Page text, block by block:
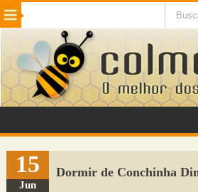
Beleza Cinema e TV
Internet Jogos NotÃ­cias
VeÃ­culos Adulto
Sugerir Link
Adicionar Blog
15
Jun
Dormir de Conchinha